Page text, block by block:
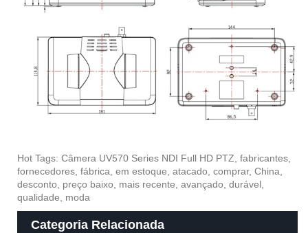
Hot Tags: Câmera UV570 Series NDI Full HD PTZ, fabricantes,
fornecedores, fábrica, em estoque, atacado, comprar, China,
desconto, preço baixo, mais recente, avançado, durável,
qualidade, moda
Categoria Relacionada